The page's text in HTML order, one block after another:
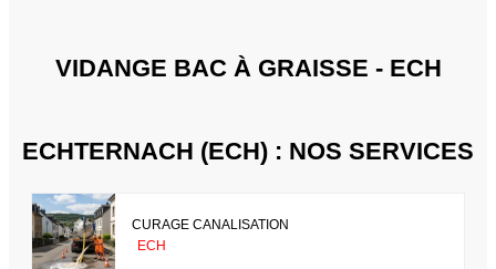
VIDANGE BAC À GRAISSE - ECH
ECHTERNACH (ECH) : NOS SERVICES
CURAGE CANALISATION
ECH